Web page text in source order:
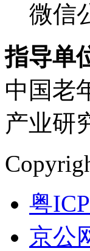
微信
指导单
中国老
产业研
粤
京公